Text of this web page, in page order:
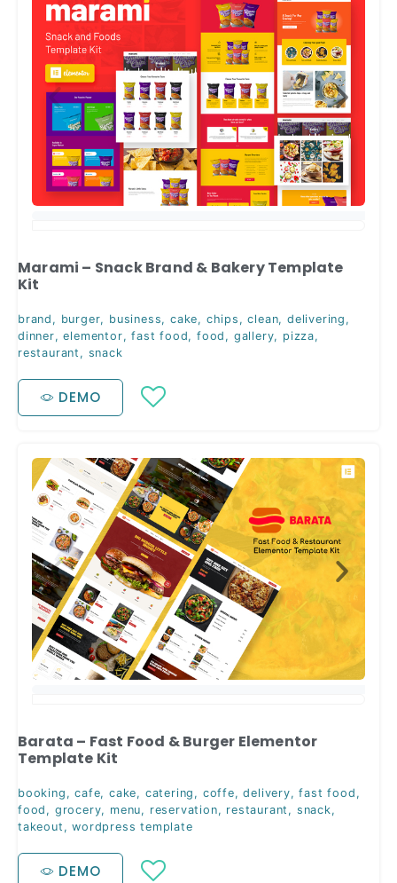
Marami – Snack Brand & Bakery Template
Kit
brand , burger, business,cake, chips ,clean,delivering ,
dinner,elementor,fast food,food , gallery, pizza,
restaurant , snack
DEMO
Barata – Fast Food & Burger Elementor
Template Kit
booking ,cafe,cake, catering , coffe,delivery,fast food ,
food , grocery, menu, reservation, restaurant , snack,
takeout ,wordpress template
DEMO